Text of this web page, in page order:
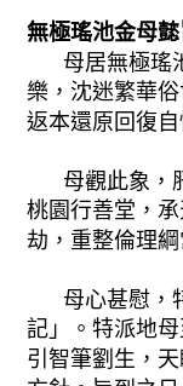
無極瑤池金母懿
母居無極瑤
樂，沈迷繁華
返本還原回復自
母觀此象，
桃園行善堂，
劫，重整倫理
母心甚慰，
記」。特派地
引智筆劉生，